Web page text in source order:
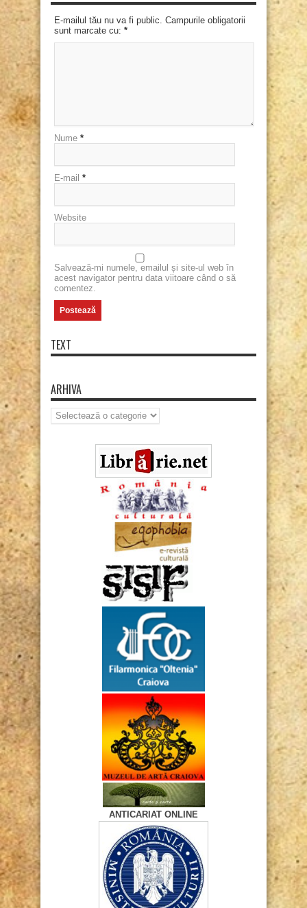
E-mailul tău nu va fi public. Campurile obligatorii
sunt marcate cu: *
Nume *
E-mail *
Website
Salvează-mi numele, emailul și site-ul web în
acest navigator pentru data viitoare când o să
comentez.
TEXT
ARHIVA
Arhiva
ANTICARIAT ONLINE